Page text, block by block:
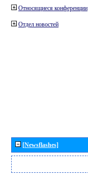
Относящиеся конференции
Отдел новостей
[Newsflashes]